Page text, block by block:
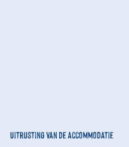
Uitrusting van de accommodatie